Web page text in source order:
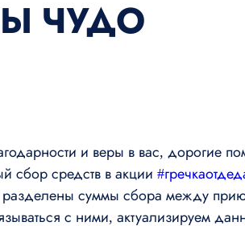
ЧУДО
и веры в вас, дорогие
сбор средств в акции
суммы сбора между
с ними, актуализируем